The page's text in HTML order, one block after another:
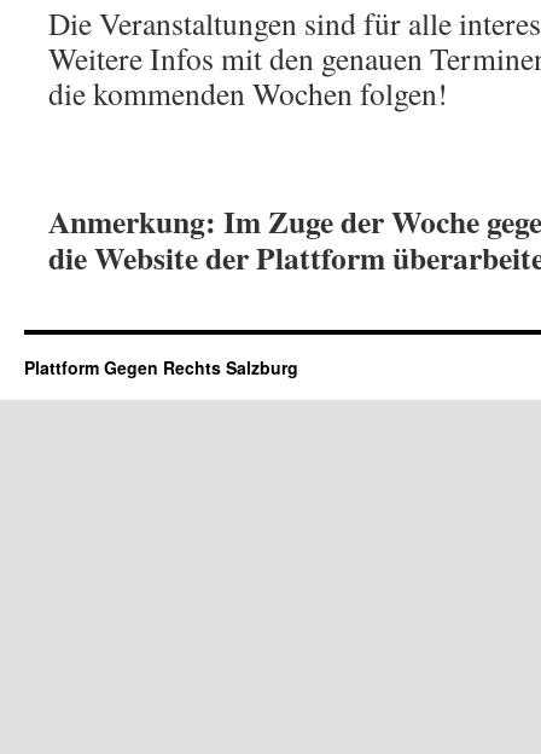
Die Veranstaltungen sind für alle
Weitere Infos mit den genauen
die kommenden Wochen folgen!
Anmerkung: Im Zuge der Woche
die Website der Plattform
Plattform Gegen Rechts Salzburg